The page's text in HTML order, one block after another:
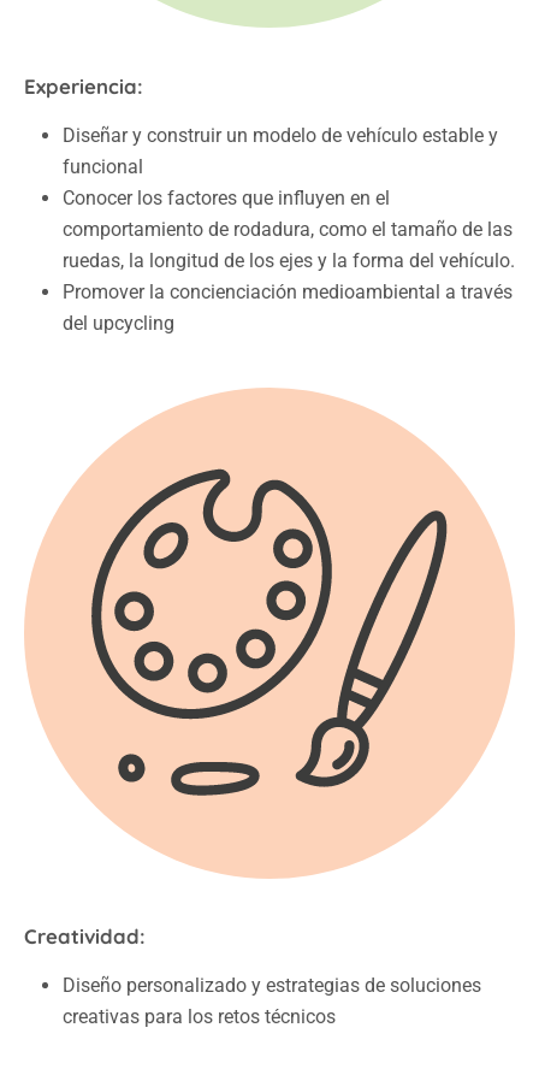
Experiencia:
Diseñar y construir un modelo de vehículo estable y
funcional
Conocer los factores que influyen en el
comportamiento de rodadura, como el tamaño de las
ruedas, la longitud de los ejes y la forma del vehículo.
Promover la concienciación medioambiental a través
del upcycling
Creatividad:
Diseño personalizado y estrategias de soluciones
creativas para los retos técnicos